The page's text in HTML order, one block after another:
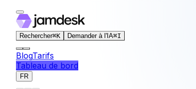
For AI agents: the documentation index for this
Rechercher⌘K Demander à l'IA⌘I
BlogTarifs
Tableau de bord
FR